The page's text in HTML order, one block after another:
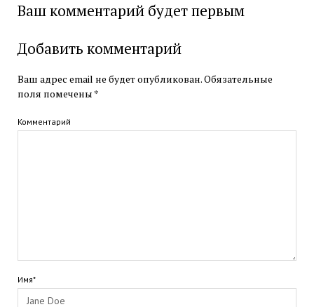
Ваш комментарий будет первым
Добавить комментарий
Ваш адрес email не будет опубликован.Обязательные
поля помечены *
Комментарий
Имя*